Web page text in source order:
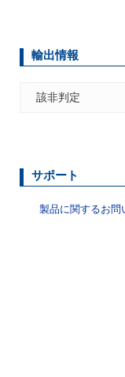
輸出情報
該非判定
サポート
製品に関するお問